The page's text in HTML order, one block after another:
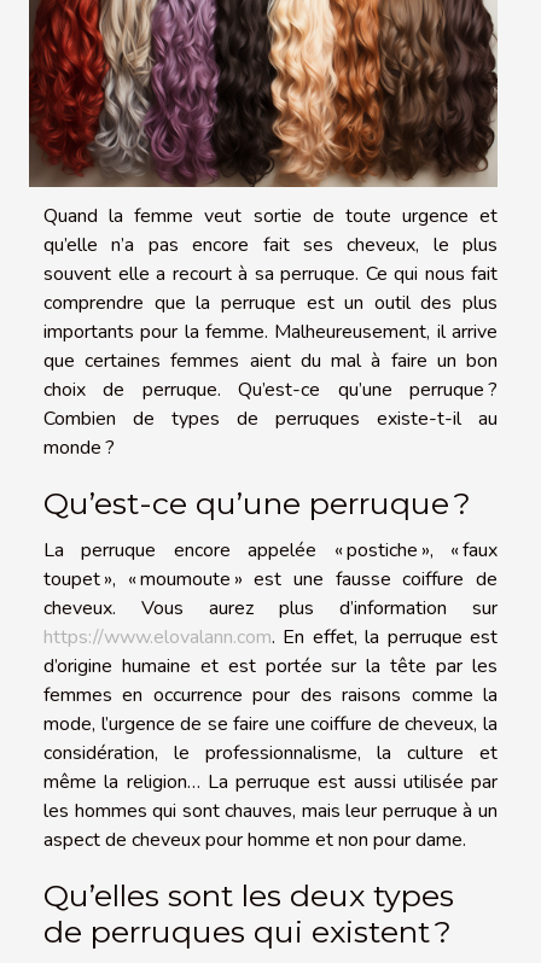
Quand la femme veut sortie de toute urgence et
qu’elle n’a pas encore fait ses cheveux, le plus
souvent elle a recourt à sa perruque. Ce qui nous fait
comprendre que la perruque est un outil des plus
importants pour la femme. Malheureusement, il arrive
que certaines femmes aient du mal à faire un bon
choix de perruque. Qu’est-ce qu’une perruque ?
Combien de types de perruques existe-t-il au
monde ?
Qu’est-ce qu’une perruque ?
La perruque encore appelée « postiche », « faux
toupet », « moumoute » est une fausse coiffure de
cheveux. Vous aurez plus d’information sur
https://www.elovalann.com. En effet, la perruque est
d’origine humaine et est portée sur la tête par les
femmes en occurrence pour des raisons comme la
mode, l’urgence de se faire une coiffure de cheveux, la
considération, le professionnalisme, la culture et
même la religion… La perruque est aussi utilisée par
les hommes qui sont chauves, mais leur perruque à un
aspect de cheveux pour homme et non pour dame.
Qu’elles sont les deux types
de perruques qui existent ?